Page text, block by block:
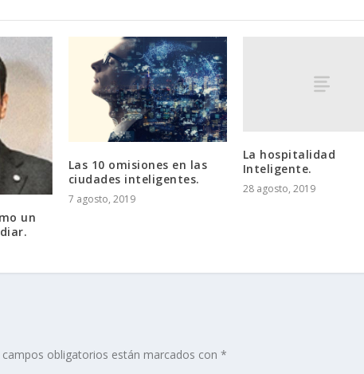
un
Las 10 omisiones en las
ciudades inteligentes.
7 agosto, 2019
La hospitalidad
Inteligente.
28 agosto, 2019
campos obligatorios están marcados con*